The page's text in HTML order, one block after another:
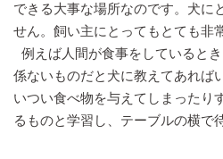
できる大事な場所なのです。犬に
せん。飼い主にとってもとても非
例えば人間が食事をしていると
係ないものだと犬に教えてあれば
いつい食べ物を与えてしまったり
るものと学習し、テーブルの横で